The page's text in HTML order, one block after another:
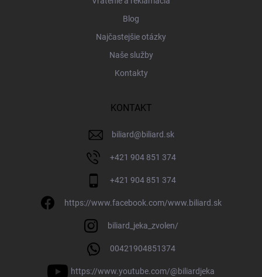
Blog
Najčastejšie otázky
Naše služby
Kontakty
KONTAKT
biliard@biliard.sk
+421 904 851 374
+421 904 851 374
https://www.facebook.com/www.biliard.sk
biliard_jeka_zvolen/
00421904851374
https://www.youtube.com/@biliardjeka